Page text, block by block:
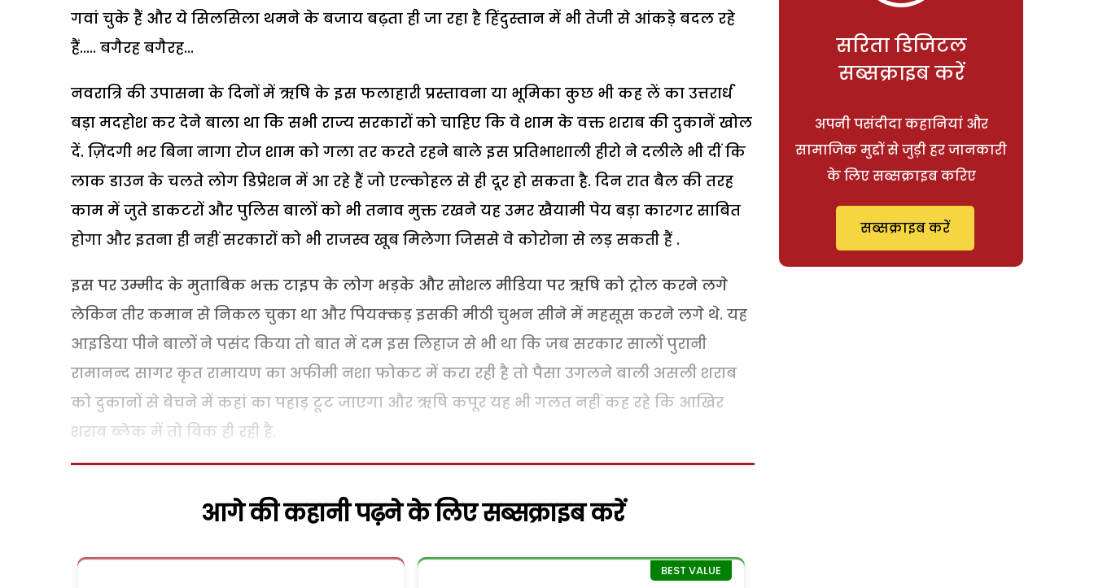
गवां चुके हैं और ये सिलसिला थमने के बजाय बढ़ता ही जा रहा है हिंदुस्तान में भी तेजी से आंकड़े बदल रहे
हैं..... बगैरह बगैरह...
नवरात्रि की उपासना के दिनों में ऋषि के इस फलाहारी प्रस्तावना या भूमिका कुछ भी कह लें का उत्तरार्ध
बड़ा मदहोश कर देने बाला था कि सभी राज्य सरकारों को चाहिए कि वे शाम के वक्त शराब की दुकानें खोल
दें. ज़िंदगी भर बिना नागा रोज शाम को गला तर करते रहने बाले इस प्रतिभाशाली हीरो ने दलीले भी दीं कि
लाक डाउन के चलते लोग डिप्रेशन में आ रहे हैं जो एल्कोहल से ही दूर हो सकता है. दिन रात बैल की तरह
काम में जुते डाकटरों और पुलिस बालों को भी तनाव मुक्त रखने यह उमर खैयामी पेय बड़ा कारगर साबित
होगा और इतना ही नहीं सरकारों को भी राजस्व खूब मिलेगा जिससे वे कोरोना से लड़ सकती हैं .
इस पर उम्मीद के मुताबिक भक्त टाइप के लोग भड़के और सोशल मीडिया पर ऋषि को ट्रोल करने लगे
लेकिन तीर कमान से निकल चुका था और पियक्कड़ इसकी मीठी चुभन सीने में महसूस करने लगे थे. यह
आइडिया पीने बालों ने पसंद किया तो बात में दम इस लिहाज से भी था कि जब सरकार सालों पुरानी
रामानन्द सागर कृत रामायण का अफीमी नशा फोकट में करा रही है तो पैसा उगलने बाली असली शराब
को दुकानों से बेचने में कहां का पहाड़ टूट जाएगा और ऋषि कपूर यह भी गलत नहीं कह रहे कि आखिर
शराब ब्लेक में तो बिक ही रही है.
आगे की कहानी पढ़ने के लिए सब्सक्राइब करें
सरिता डिजिटल
सब्सक्राइब करें
अपनी पसंदीदा कहानियां और
सामाजिक मुद्दों से जुड़ी हर जानकारी
के लिए सब्सक्राइब करिए
सब्सक्राइब करें